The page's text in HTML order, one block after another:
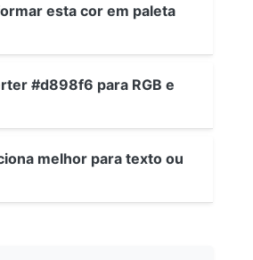
esta cor em paleta
#d898f6 para RGB e
melhor para texto ou